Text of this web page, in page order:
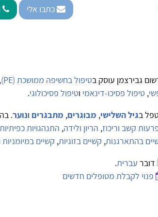
כתבו אלי
גבירצמן עוסק בטיפול בחשיפה ממושכת (PE) ,
, טיפול פסיכו-דינאמי וטיפול פסיכולוגי.
בגיל השלישי, מבוגרים, מתבגרים ונוער.
קשב וריכוז, הריון ולידה, התנהגויות כפיתיות
בהתארגנות, קשיים בזוגיות, קשיים
דובר עברית.
פנוי לקבלת מטופלים חדשים